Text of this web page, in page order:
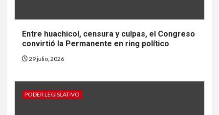
Entre huachicol, censura y culpas, el Congreso
convirtió la Permanente en ring político
29 julio, 2026
PODER LEGISLATIVO